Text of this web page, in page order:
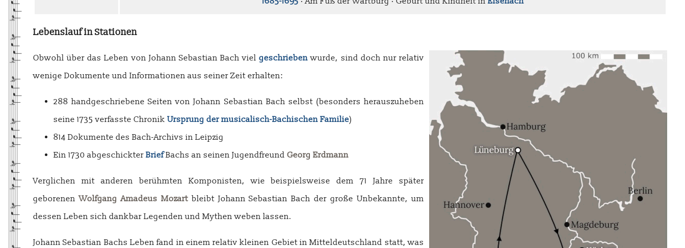
Lebenslauf in Stationen
Obwohl über das Leben von Johann Sebastian Bach vielgeschrieben wurde, sind doch nur relativ
wenige Dokumente und Informationen aus seiner Zeit erhalten:
288 handgeschriebene Seiten von Johann Sebastian Bach selbst (besonders herauszuheben
seine 1735 verfasste Chronik Ursprung der musicalisch-Bachischen Familie)
814 Dokumente des Bach-Archivs in Leipzig
Ein 1730 abgeschickter BriefBachs an seinen Jugendfreund Georg Erdmann
Verglichen mit anderen berühmten Komponisten, wie beispielsweise dem 71 Jahre später
geborenenWolfgang Amadeus Mozartbleibt Johann Sebastian Bach der große Unbekannte, um
dessen Leben sich dankbar Legenden und Mythen weben lassen.
Johann Sebastian Bachs Leben fand in einem relativ kleinen Gebiet in Mitteldeutschland statt, was